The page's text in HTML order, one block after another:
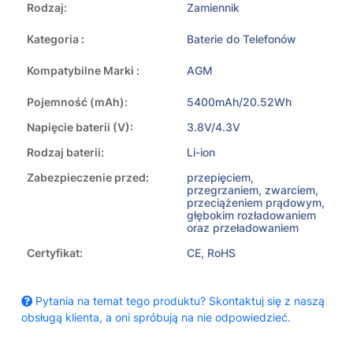
Rodzaj: Zamiennik
Kategoria : Baterie do Telefonów
Kompatybilne Marki : AGM
Pojemność (mAh):
5400mAh/20.52Wh
Napięcie baterii (V):
3.8V/4.3V
Rodzaj baterii:
Li-ion
Zabezpieczenie przed:
przepięciem,
przegrzaniem, zwarciem,
przeciążeniem prądowym,
głębokim rozładowaniem
oraz przeładowaniem
Certyfikat:
CE, RoHS
Pytania na temat tego produktu? Skontaktuj się z naszą
obsługą klienta, a oni spróbują na nie odpowiedzieć.